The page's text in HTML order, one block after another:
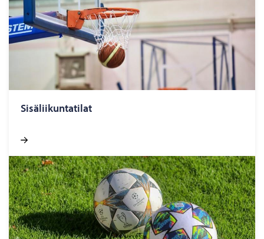
Si­sä­lii­kun­ta­ti­lat